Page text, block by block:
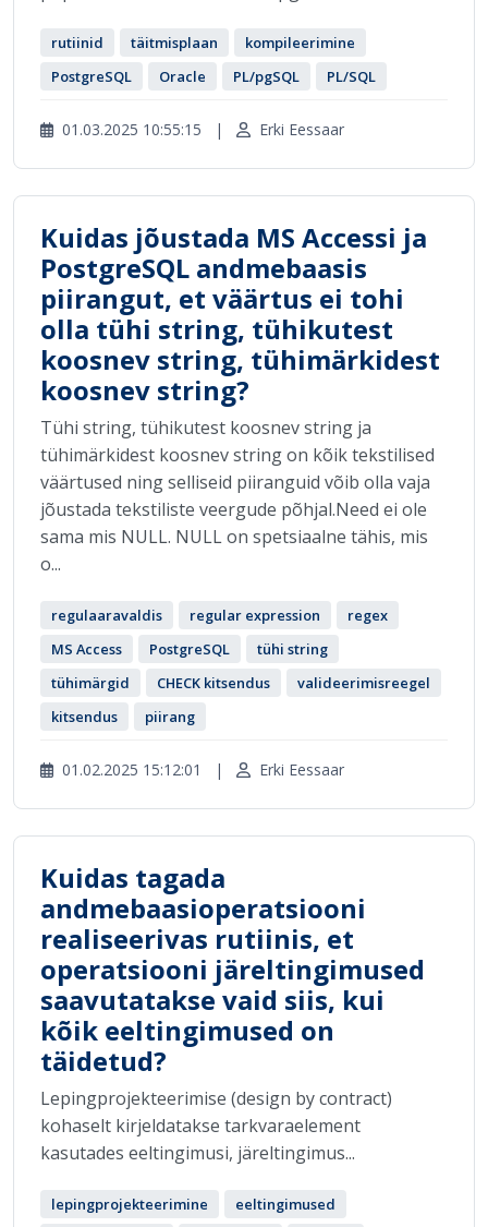
rutiinid täitmisplaan
kompileerimine
PostgreSQL
Oracle PL/pgSQL PL/SQL
01.03.2025 10:55:15 | Erki Eessaar
Kuidas jõustada MS Accessi ja
PostgreSQL andmebaasis
piirangut, et väärtus ei tohi
olla tühi string, tühikutest
koosnev string, tühimärkidest
koosnev string?
Tühi string, tühikutest koosnev string ja
tühimärkidest koosnev string on kõik tekstilised
väärtused ning selliseid piiranguid võib olla vaja
jõustada tekstiliste veergude põhjal.Need ei ole
sama mis NULL. NULL on spetsiaalne tähis, mis
o...
regulaaravaldis regular expression
regex
MS Access
PostgreSQL
tühi string
tühimärgid
CHECK kitsendus
valideerimisreegel
kitsendus
piirang
01.02.2025 15:12:01 | Erki Eessaar
Kuidas tagada
andmebaasioperatsiooni
realiseerivas rutiinis, et
operatsiooni järeltingimused
saavutatakse vaid siis, kui
kõik eeltingimused on
täidetud?
Lepingprojekteerimise (design by contract)
kohaselt kirjeldatakse tarkvaraelement
kasutades eeltingimusi, järeltingimus...
lepingprojekteerimine
eeltingimused